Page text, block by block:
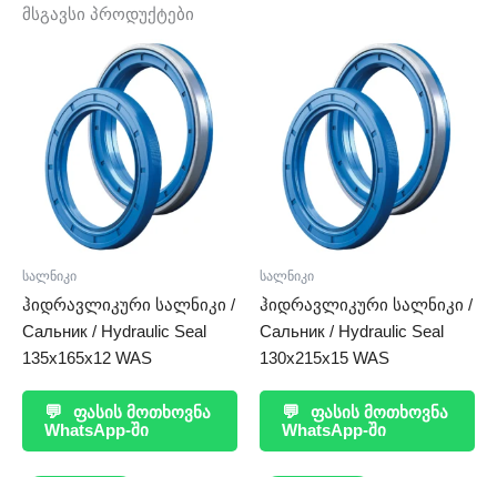
მსგავსი პროდუქტები
სალნიკი
ჰიდრავლიკური სალნიკი /
Сальник / Hydraulic Seal
135x165x12 WAS
💬
ფასის მოთხოვნა
WhatsApp-ში
სალნიკი
ჰიდრავლიკური სალნიკი /
Сальник / Hydraulic Seal
130x215x15 WAS
💬
ფასის მოთხოვნა
WhatsApp-ში